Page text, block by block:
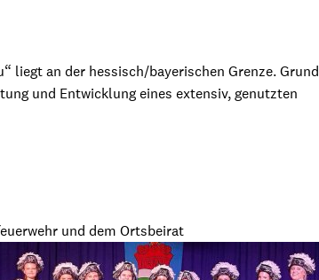
liegt an der hessisch/bayerischen Grenze. Grund
und Entwicklung eines extensiv, genutzten
und dem Ortsbeirat